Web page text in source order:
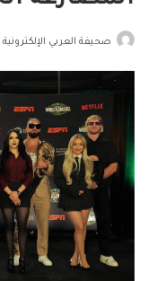
صحيفة العربي الإلكترونية